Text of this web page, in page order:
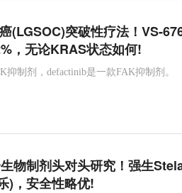
(LGSOC)突破性疗法！VS-
，无论KRAS状态如何!
抑制剂，defactinib是一款FAK抑制剂。
物制剂头对头研究！强生
)，安全性略优!